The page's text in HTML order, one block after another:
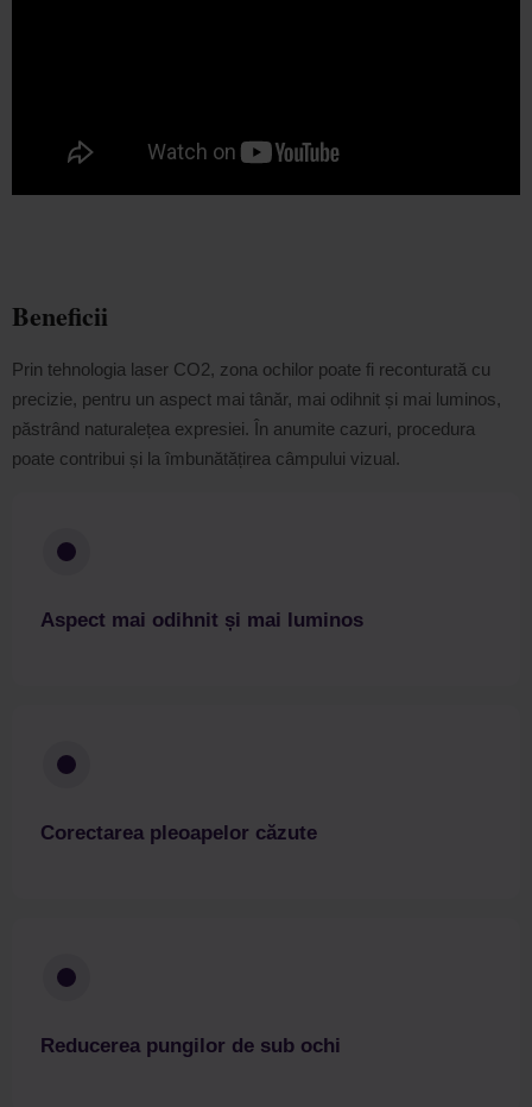
Beneficii
Prin tehnologia laser CO2, zona ochilor poate fi reconturată cu
precizie, pentru un aspect mai tânăr, mai odihnit și mai luminos,
păstrând naturalețea expresiei. În anumite cazuri, procedura
poate contribui și la îmbunătățirea câmpului vizual.
Aspect mai odihnit și mai luminos
Corectarea pleoapelor căzute
Reducerea pungilor de sub ochi